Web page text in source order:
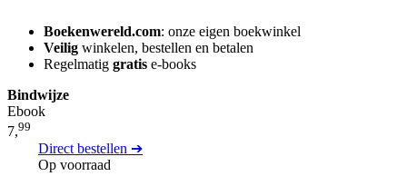
Boekenwereld.com: onze eigen boekwinkel
Veilig winkelen, bestellen en betalen
Regelmatig gratis e-books
Bindwijze
Ebook
7,99
Direct bestellen ➔
Op voorraad